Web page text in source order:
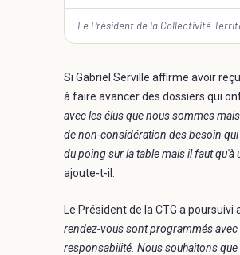
Le Président de la Collectivité
Si Gabriel Serville affirme avoir
à faire avancer des dossiers qui
avec les élus que nous sommes
de non-considération des besoin
du poing sur la table mais il faut
ajoute-t-il.
Le Président de la CTG a
rendez-vous sont programmés avec
responsabilité. Nous souhaitons